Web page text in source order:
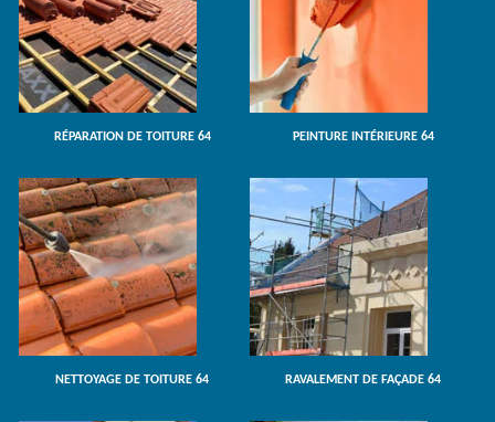
RÉPARATION DE TOITURE 64 PEINTURE INTÉRIEURE 64
NETTOYAGE DE TOITURE 64 RAVALEMENT DE FAÇADE 64